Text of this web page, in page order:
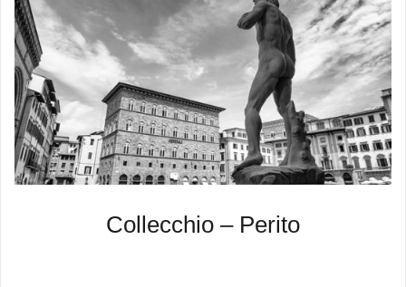
Collecchio – Perito